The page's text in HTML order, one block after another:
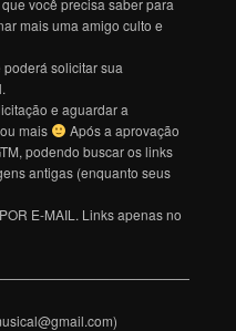
mais uma amigo culto e
poderá solicitar sua
e aguardar a
mais
Após a aprovação
podendo buscar os links
antigas (enquanto seus
E-MAIL. Links apenas no